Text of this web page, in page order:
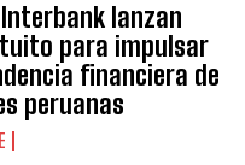
Interbank lanzan
para impulsar
financiera de
peruanas